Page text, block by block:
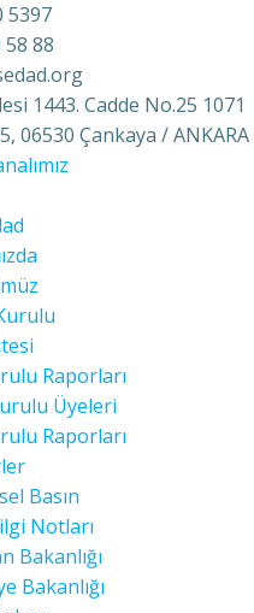
5397
58 88
1443. Cadde No.25 1071
06530 Çankaya / ANKARA
Raporları
Üyeleri
Raporları
Basın
Notları
Bakanlığı
Bakanlığı